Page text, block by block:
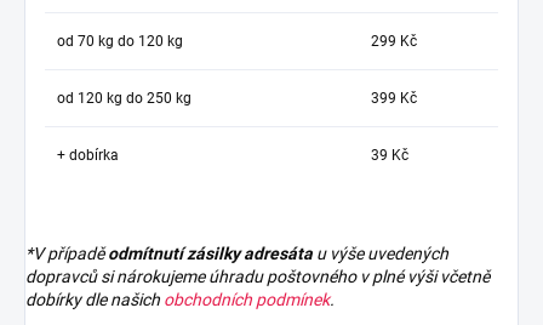
od 70 kg do 120 kg 299 Kč
od 120 kg do 250 kg 399 Kč
+ dobírka 39 Kč
*V případěodmítnutí zásilky adresáta u výše uvedených
dopravců si nárokujeme úhradu poštovného v plné výši včetně
dobírky dle našich obchodních podmínek.